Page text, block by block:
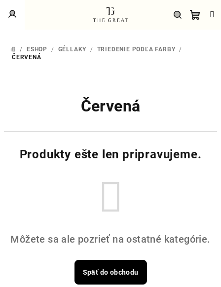
Prihlásenie
DOMOV
/ ESHOP / GÉLLAKY / TRIEDENIE PODĽA FARBY /
ČERVENÁ
Červená
Produkty ešte len pripravujeme.
Môžete sa ale pozrieť na ostatné kategórie.
Späť do obchodu